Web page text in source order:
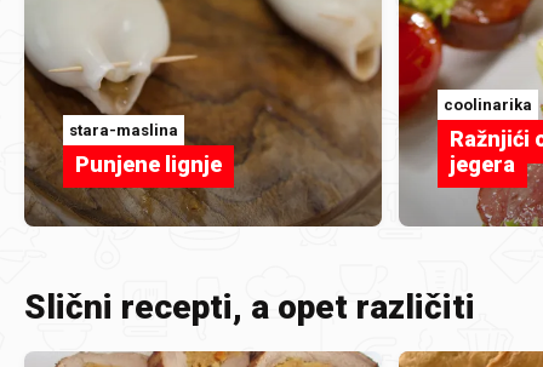
stara-maslina
Punjene lignje
coolinarika
Ražnjići
jegera
Slični recepti, a opet različiti